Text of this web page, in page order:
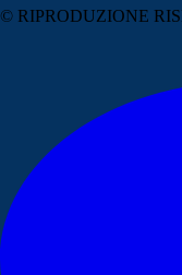
© RIPRODUZIONE